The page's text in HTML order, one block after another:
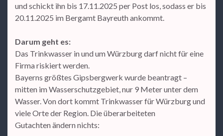
und schickt ihn bis 17.11.2025 per Post los, sodass er bis
20.11.2025 im Bergamt Bayreuth ankommt.
Darum geht es:
Das Trinkwasser in und um Würzburg darf nicht für eine
Firma riskiert werden.
Bayerns größtes Gipsbergwerk wurde beantragt –
mitten im Wasserschutzgebiet, nur 9 Meter unter dem
Wasser. Von dort kommt Trinkwasser für Würzburg und
viele Orte der Region. Die überarbeiteten
Gutachten ändern nichts: